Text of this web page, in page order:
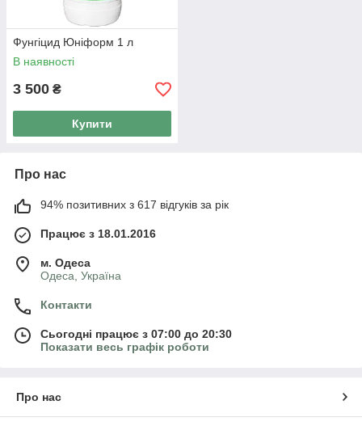
Фунгіцид Юніформ 1 л
В наявності
3 500 ₴
Купити
Про нас
94% позитивних з 617 відгуків за рік
Працює з 18.01.2016
м. Одеса
Одеса, Україна
Контакти
Сьогодні працює з 07:00 до 20:30
Показати весь графік роботи
Про нас